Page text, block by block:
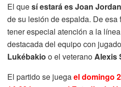
El quesí estará es Joan Jordan
de su lesión de espalda. De esa
tener especial atención a la
destacada del equipo con
Lukébakio o el veteranoAlexis
El partido se juegael domingo